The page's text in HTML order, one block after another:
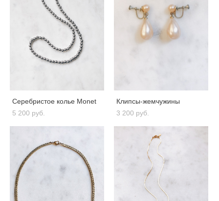
Серебристое колье Monet
5 200 pуб.
Клипсы-жемчужины
3 200 pуб.